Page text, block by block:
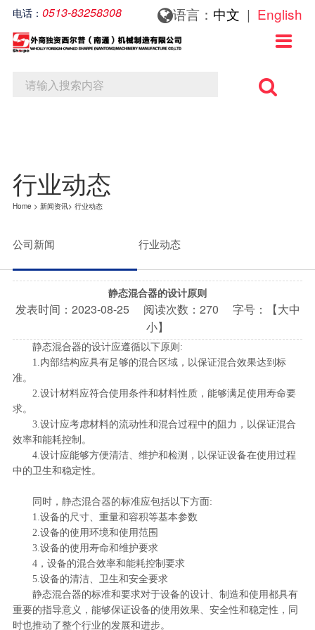
语言： 中文 | English
电话： 0513-83258308
关于我们
新闻资讯
行业动态
联系我们
在线留言

行业动态
Home > 新闻资讯> 行业动态
公司新闻 行业动态
静态混合器的设计原则
发表时间： 2023-08-25阅读次数： 270 字号：【大中
小】
静态混合器的设计应遵循以下原则:
1.内部结构应具有足够的混合区域，以保证混合效果达到标
准。
2.设计材料应符合使用条件和材料性质，能够满足使用寿命要
求。
3.设计应考虑材料的流动性和混合过程中的阻力，以保证混合
效率和能耗控制。
4.设计应能够方便清洁、维护和检测，以保证设备在使用过程
中的卫生和稳定性。
同时，静态混合器的标准应包括以下方面:
1.设备的尺寸、重量和容积等基本参数
2.设备的使用环境和使用范围
3.设备的使用寿命和维护要求
4，设备的混合效率和能耗控制要求
5.设备的清洁、卫生和安全要求
静态混合器的标准和要求对于设备的设计、制造和使用都具有
重要的指导意义，能够保证设备的使用效果、安全性和稳定性，同
时也推动了整个行业的发展和进步。